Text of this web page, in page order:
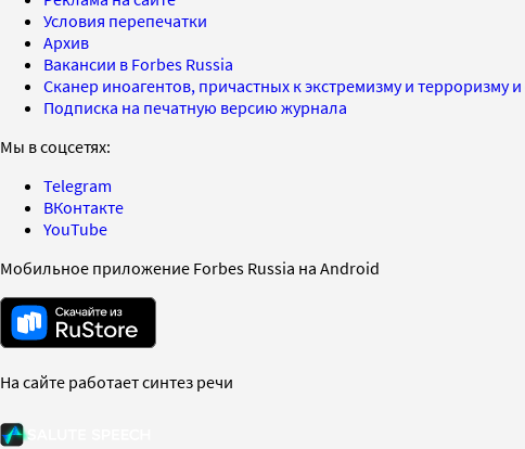
Условия перепечатки
Архив
Вакансии в Forbes Russia
Сканер иноагентов, причастных к экстремизму и
Подписка на печатную версию журнала
Мы в соцсетях:
Telegram
ВКонтакте
YouTube
Мобильное приложение Forbes Russia на Android
На сайте работает синтез речи